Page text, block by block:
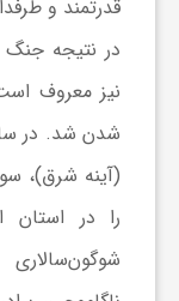
قدرتمند و
در نتیجه
نیز معروف
(آینه شرق)،
را در استان